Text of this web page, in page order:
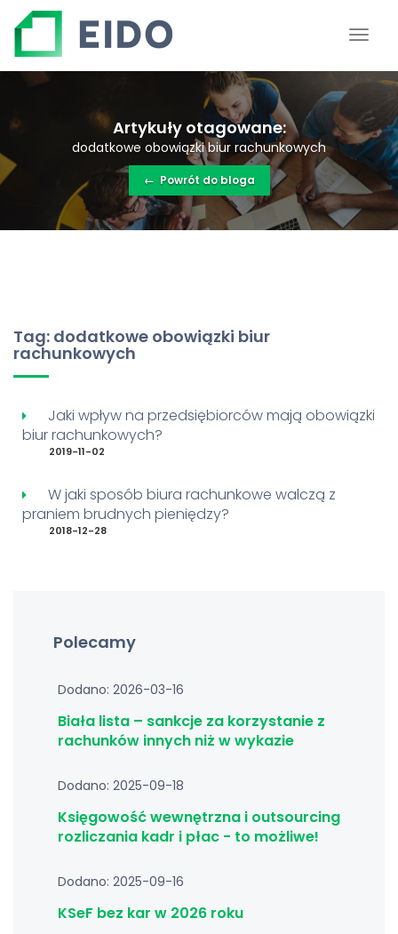
Artykuły otagowane:
dodatkowe obowiązki biur rachunkowych
← Powrót do bloga
Tag: dodatkowe obowiązki biur
rachunkowych
Jaki wpływ na przedsiębiorców mają obowiązki
biur rachunkowych?
2019-11-02
W jaki sposób biura rachunkowe walczą z
praniem brudnych pieniędzy?
2018-12-28
Polecamy
Dodano: 2026-03-16
Biała lista – sankcje za korzystanie z
rachunków innych niż w wykazie
Dodano: 2025-09-18
Księgowość wewnętrzna i outsourcing
rozliczania kadr i płac - to możliwe!
Dodano: 2025-09-16
KSeF bez kar w 2026 roku